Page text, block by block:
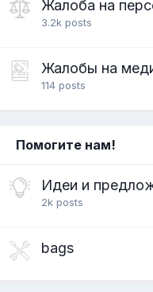
Жалоба на
3.2k posts
Жалобы на
114 posts
Помогите нам!
Идеи и
2k posts
bags